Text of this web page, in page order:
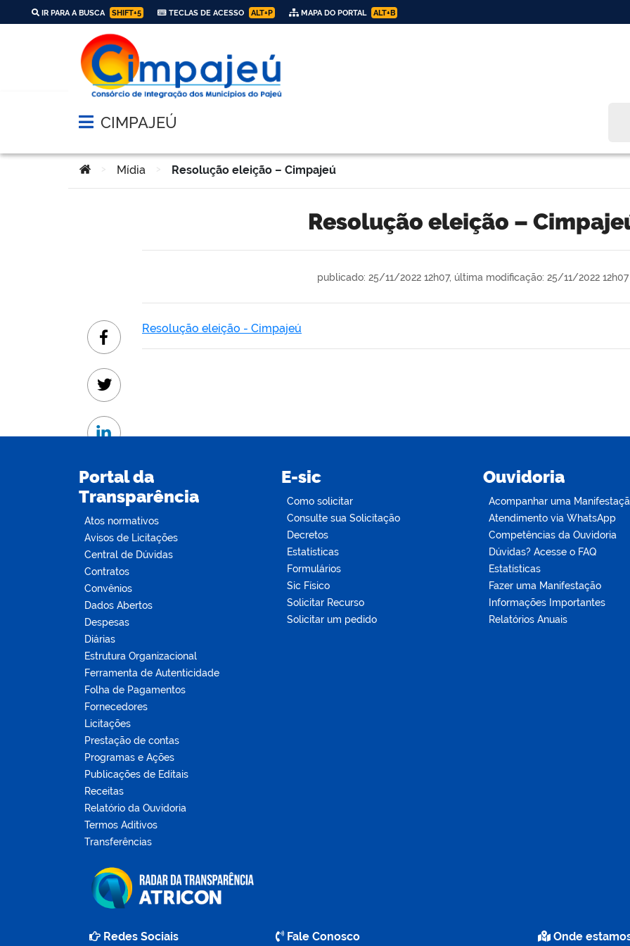
IR PARA A BUSCA SHIFT+5 TECLAS DE ACESSO ALT+P MAPA DO PORTAL ALT+B
Abrir menu principal de navegação
CIMPAJEÚ
Você está aqui:
> Mídia > Resolução eleição – Cimpajeú
Resolução eleição –
publicado: 25/11/2022 12h07, última modificação: 25/11/2022 12h07
Resolução eleição - Cimpajeú
Facebook
Twitter
Linkedin
Portal da
Transparência
Atos normativos
Avisos de Licitações
Central de Dúvidas
Contratos
Convênios
Dados Abertos
Despesas
Diárias
Estrutura Organizacional
Ferramenta de Autenticidade
Folha de Pagamentos
Fornecedores
Licitações
Prestação de contas
Programas e Ações
Publicações de Editais
Receitas
Relatório da Ouvidoria
Termos Aditivos
Transferências
E-sic
Como solicitar
Consulte sua Solicitação
Decretos
Estatísticas
Formulários
Sic Físico
Solicitar Recurso
Solicitar um pedido
Ouvidoria
Acompanhar uma
Atendimento via WhatsApp
Competências da Ouvidoria
Dúvidas? Acesse o FAQ
Estatísticas
Fazer uma Manifestação
Informações Importantes
Relatórios Anuais
Redes Sociais Fale Conosco Onde